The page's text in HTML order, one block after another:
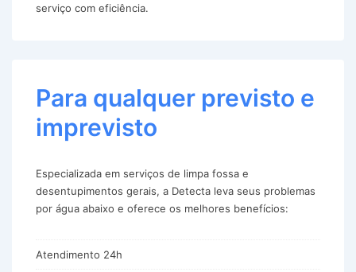
serviço com eficiência.
Para qualquer previsto e
imprevisto
Especializada em serviços de limpa fossa e
desentupimentos gerais, a Detecta leva seus problemas
por água abaixo e oferece os melhores benefícios:
Atendimento 24h